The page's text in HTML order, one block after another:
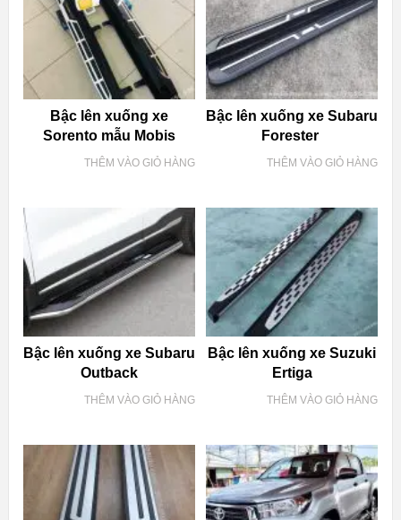
Bậc lên xuống xe
Sorento mẫu Mobis
THÊM VÀO GIỎ HÀNG
Bậc lên xuống xe Subaru
Forester
THÊM VÀO GIỎ HÀNG
Bậc lên xuống xe Subaru
Outback
THÊM VÀO GIỎ HÀNG
Bậc lên xuống xe Suzuki
Ertiga
THÊM VÀO GIỎ HÀNG